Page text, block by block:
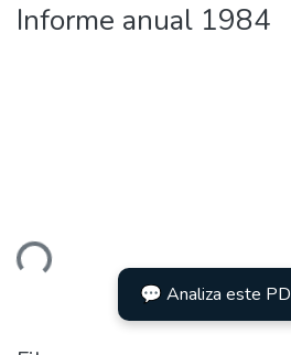
Informe anual 1984
💬 Analiza este